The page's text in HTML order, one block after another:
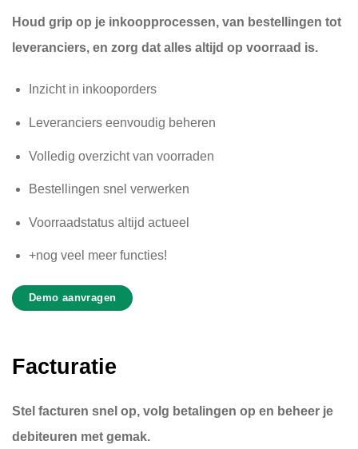
Houd grip op je inkoopprocessen, van bestellingen tot
leveranciers, en zorg dat alles altijd op voorraad is.
Inzicht in inkooporders
Leveranciers eenvoudig beheren
Volledig overzicht van voorraden
Bestellingen snel verwerken
Voorraadstatus altijd actueel
+nog veel meer functies!
Demo aanvragen
Facturatie
Stel facturen snel op, volg betalingen op en beheer je
debiteuren met gemak.